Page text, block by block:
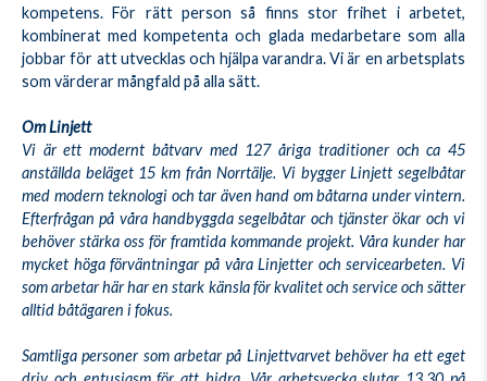
kompetens. För rätt person så finns stor frihet i arbetet,
kombinerat med kompetenta och glada medarbetare som alla
jobbar för att utvecklas och hjälpa varandra. Vi är en arbetsplats
som värderar mångfald på alla sätt.
Om Linjett
Vi är ett modernt båtvarv med 127 åriga traditioner och ca 45
anställda beläget 15 km från Norrtälje. Vi bygger Linjett segelbåtar
med modern teknologi och tar även hand om båtarna under vintern.
Efterfrågan på våra handbyggda segelbåtar och tjänster ökar och vi
behöver stärka oss för framtida kommande projekt. Våra kunder har
mycket höga förväntningar på våra Linjetter och servicearbeten. Vi
som arbetar här har en stark känsla för kvalitet och service och sätter
alltid båtägaren i fokus.
Samtliga personer som arbetar på Linjettvarvet behöver ha ett eget